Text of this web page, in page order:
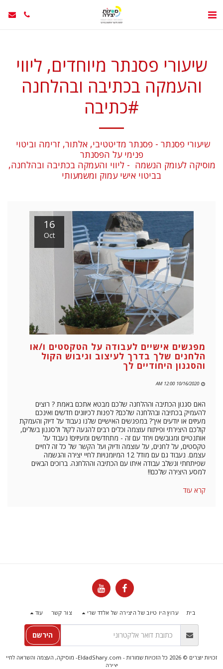
שיעורי פסנתר מיוחדים, ליווי
והעמקה בכתיבה ובהלחנה
#כתיבה
בביטוי אישי עמוק ומשמעותי
16
Oct
מפגשים אישיים לעבודה על הטקסטים ו/או
הלחנים שלך בדרך לעיצוב וגיבוש הקול
והסגנון היחודיים לך
10/16/2020 12:00 AM
האם סגנון הכתיבה וההלחנה שלכם מבטא אתכם באמת ? רוצים
להעמיק בכתיבה ובהלחנה שלכם? לפנות לכיוונים חדשים ואינכם
מעיזים או יודעים איך? במפגשים האישיים שלנו נעבוד על דיוק והעמקת
קולכם היצירתי ופיתוח עוצמה וכלים רבים להגעה לקול ולסגנון בשלים,
אותנטיים ומגובשים ויחד עם זה - מתחדשים ומעיזים! נעבוד על
טקסטים, על לחנים, על עוצמה ודיוק ועל הקשר של כל זה לחיים
עצמם. נעבוד גם עם מודל 12 המיומנויות לחיי יצירה והגשמה
שפיתחתי ונשלב עבודה איתו עם הכתיבה וההלחנה. ברוכים הבאים
למסע היצירה שלכם!!
קרא עוד
בית ערוץ היו טיוב של היצירה של אלדד שרי צור קשר עוד
הירשם
זכויות יוצרים © 2026 כל הזכויות שמורות -
EldadShary.com- מוסיקה, העצמה והשראה לחיי
יצירה